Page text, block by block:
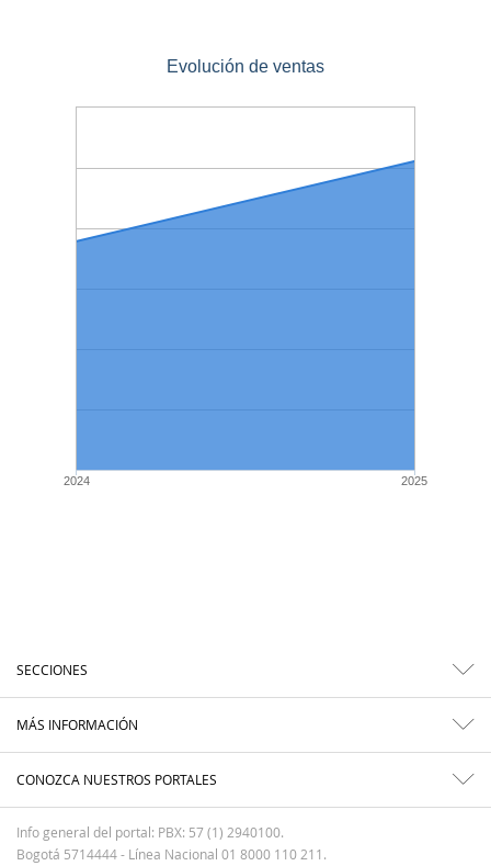
Evolución de ventas
2024 2025
SECCIONES
MÁS INFORMACIÓN
CONOZCA NUESTROS PORTALES
Info general del portal: PBX: 57 (1) 2940100.
Bogotá 5714444 - Línea Nacional 01 8000 110 211.